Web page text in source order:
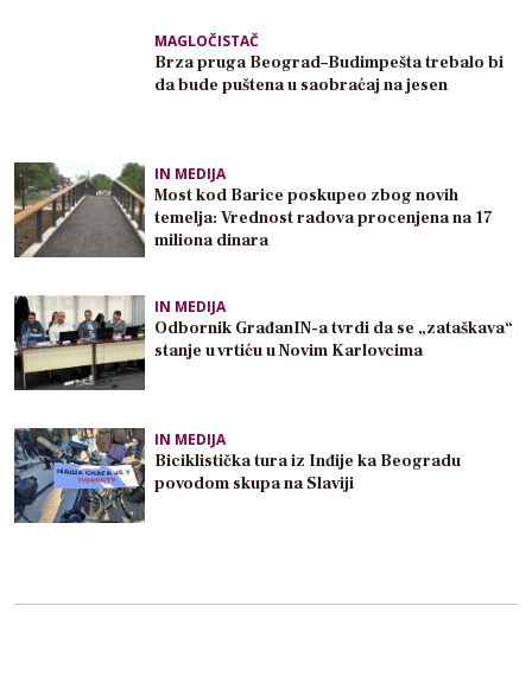
MAGLOČISTAČ
Brza pruga Beograd–Budimpešta trebalo bi
da bude puštena u saobraćaj na jesen
IN MEDIJA
Most kod Barice poskupeo zbog novih
temelja: Vrednost radova procenjena na 17
miliona dinara
IN MEDIJA
Odbornik GrađanIN-a tvrdi da se „zataškava“
stanje u vrtiću u Novim Karlovcima
IN MEDIJA
Biciklistička tura iz Inđije ka Beogradu
povodom skupa na Slaviji